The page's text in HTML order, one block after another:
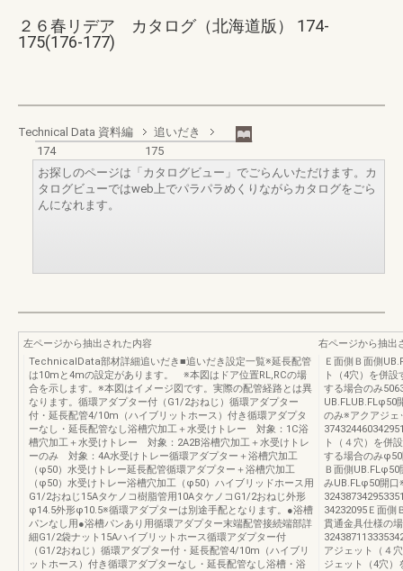
２６春リデア カタログ（北海道版） 174-
175(176-177)
Technical Data 資料編
追いだき
174
175
お探しのページは「カタログビュー」でごらんいただけます。カ
タログビューではweb上でパラパラめくりながらカタログをごら
んになれます。
左ページから抽出された内容
TechnicalData部材詳細追いだき■追いだき設定一覧※延長配管
は10mと4mの設定があります。 ※本図はドア位置RL,RCの場
合を示します。※本図はイメージ図です。実際の配管経路とは異
なります。循環アダプター付（G1/2おねじ）循環アダプター
付・延長配管4/10m（ハイブリットホース）付き循環アダプタ
ーなし・延長配管なし浴槽穴加工＋水受けトレー 対象：1C浴
槽穴加工＋水受けトレー 対象：2A2B浴槽穴加工＋水受けトレ
ーのみ 対象：4A水受けトレー循環アダプター＋浴槽穴加工
（φ50）水受けトレー延長配管循環アダプター＋浴槽穴加工
（φ50）水受けトレー浴槽穴加工（φ50）ハイブリッドホース用
G1/2おねじ15Aタケノコ樹脂管用10AタケノコG1/2おねじ外形
φ14.5外形φ10.5※循環アダプターは別途手配となります。●浴槽
パンなし用●浴槽パンあり用循環アダプター末端配管接続端部詳
細G1/2袋ナット15Aハイブリットホース循環アダプター付
（G1/2おねじ）循環アダプター付・延長配管4/10m（ハイブリ
ットホース）付き循環アダプターなし・延長配管なし浴槽・浴
右ページから抽出
Ｅ面側Ｂ面側
ト（4穴）を併
する場合のみ
UB.FLUB.FLφ50
のみ※アクアジェ
ト（４穴）を併
する場合のみ
Ｂ面側UB.FLφ50
みUB.FLφ50開口
34232095Ｅ面側
貫通金具仕様の
アジェット（４
ジェット（4穴）